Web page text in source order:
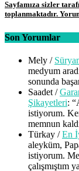
Sayfamıza sizler
toplanmaktadır.
Son Yorumlar
Mely /
medyum
sonunda
Saadet /
Şikayetleri: “
istiyorum.
memnun
Türkay /En
aleyküm,
istiyorum.
çalışmıştım